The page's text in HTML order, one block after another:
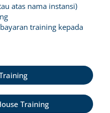
atas nama instansi)
training kepada
Training